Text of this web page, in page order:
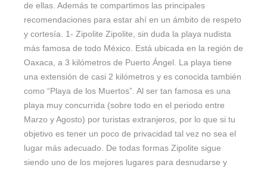
de ellas. Además te compartimos las principales
recomendaciones para estar ahí en un ámbito de respeto
y cortesía. 1- Zipolite Zipolite, sin duda la playa nudista
más famosa de todo México. Está ubicada en la región de
Oaxaca, a 3 kilómetros de Puerto Ángel. La playa tiene
una extensión de casi 2 kilómetros y es conocida también
como “Playa de los Muertos”. Al ser tan famosa es una
playa muy concurrida (sobre todo en el periodo entre
Marzo y Agosto) por turistas extranjeros, por lo que si tu
objetivo es tener un poco de privacidad tal vez no sea el
lugar más adecuado. De todas formas Zipolite sigue
siendo uno de los mejores lugares para desnudarse y